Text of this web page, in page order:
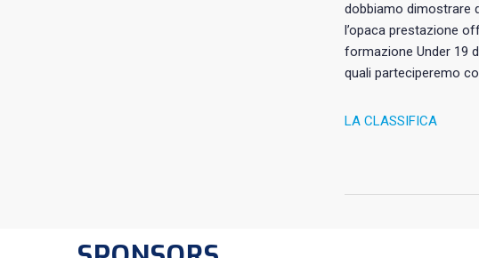
dobbiamo dimostrare
l’opaca prestazione
formazione Under 19
quali parteciperemo
LA CLASSIFICA